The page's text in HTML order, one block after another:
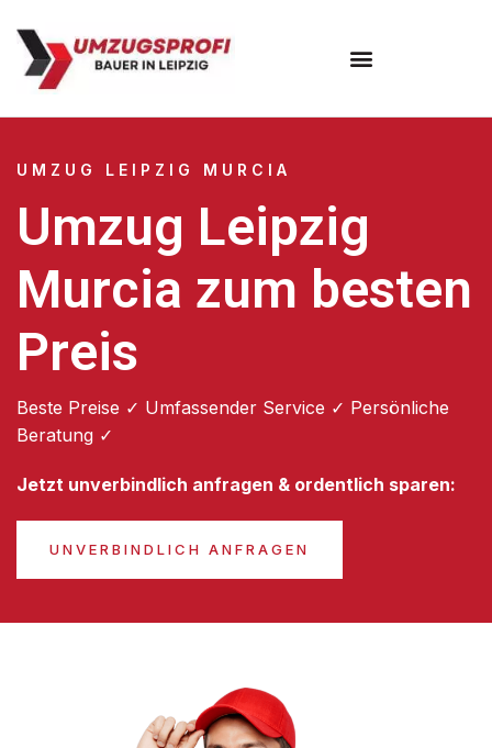
UMZUG LEIPZIG MURCIA
Umzug Leipzig
Murcia zum besten
Preis
Beste Preise ✓ Umfassender Service ✓ Persönliche
Beratung ✓
Jetzt unverbindlich anfragen & ordentlich sparen:
UNVERBINDLICH ANFRAGEN